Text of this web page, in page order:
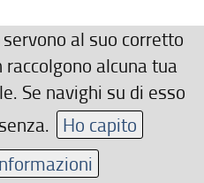
al suo corretto
alcuna tua
Se navighi su di esso
Ho capito